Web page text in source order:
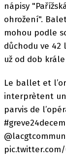
nápisy
ohrožení".
mohou podle
důchodu ve 42
už od dob krále
Le ballet et
interprètent un
parvis de
pic.twitter.com/